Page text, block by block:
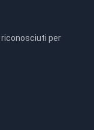
per